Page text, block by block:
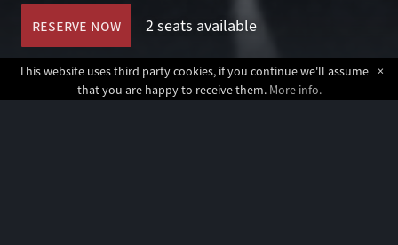
reserve now 2 seats available
×
This website uses third party cookies, if you continue we'll assume
that you are happy to receive them. More info.